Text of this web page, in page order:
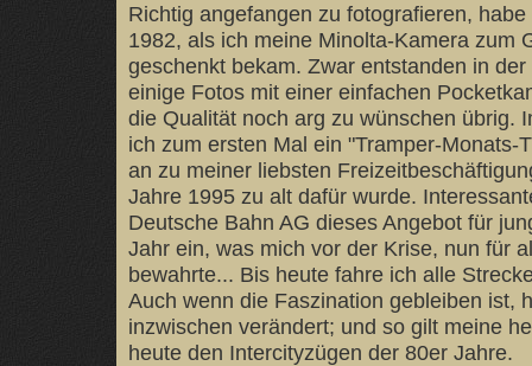
Richtig angefangen zu fotografieren,
1982, als ich meine Minolta-Kamera zum
geschenkt bekam. Zwar entstanden in
einige Fotos mit einer einfachen
die Qualität noch arg zu wünschen übrig.
ich zum ersten Mal ein "Tramper-Monats-
an zu meiner liebsten
Jahre 1995 zu alt dafür wurde.
Deutsche Bahn AG dieses Angebot für
Jahr ein, was mich vor der Krise, nun für
bewahrte... Bis heute fahre ich alle
Auch wenn die Faszination gebleiben ist,
inzwischen verändert; und so gilt meine
heute den Intercityzügen der 80er Jahre.